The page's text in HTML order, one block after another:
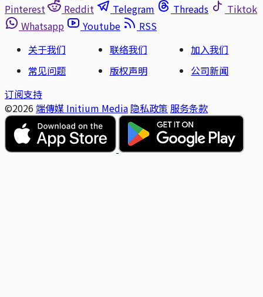
Pinterest
Reddit Telegram Threads
Tiktok
Whatsapp
Youtube
RSS
关于我们
联络我们
加入我们
常见问题
版权声明
公司新闻
订阅支持
©2026 端傳媒 Initium Media 隐私政策 服务条款